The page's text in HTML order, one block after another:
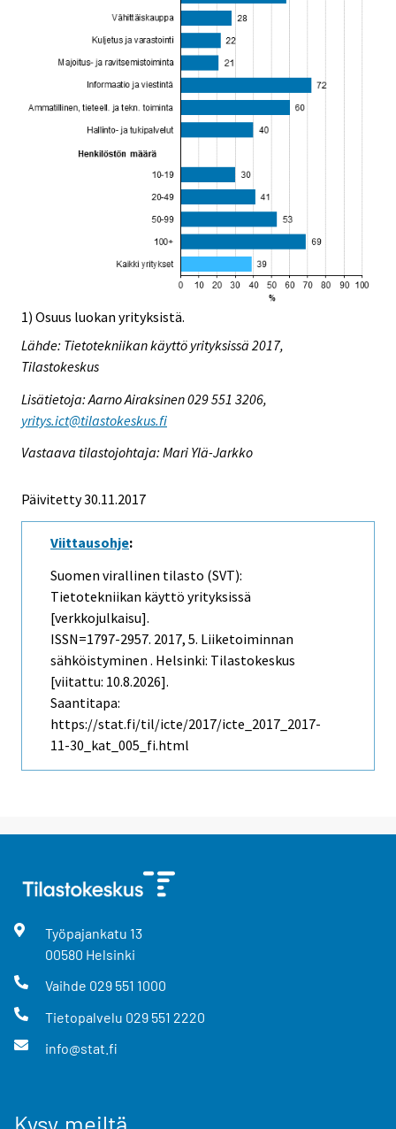
1) Osuus luokan yrityksistä.
Lähde: Tietotekniikan käyttö yrityksissä 2017,
Tilastokeskus
Lisätietoja: Aarno Airaksinen 029 551 3206,
yritys.ict@tilastokeskus.fi
Vastaava tilastojohtaja: Mari Ylä-Jarkko
Päivitetty 30.11.2017
Viittausohje:
Suomen virallinen tilasto (SVT):
Tietotekniikan käyttö yrityksissä
[verkkojulkaisu].
ISSN=1797-2957. 2017, 5. Liiketoiminnan
sähköistyminen . Helsinki: Tilastokeskus
[viitattu: 10.8.2026].
Saantitapa:
https://stat.fi/til/icte/2017/icte_2017_2017-
11-30_kat_005_fi.html
Työpajankatu 13
00580 Helsinki
Vaihde 029 551 1000
Tietopalvelu 029 551 2220
info@stat.fi